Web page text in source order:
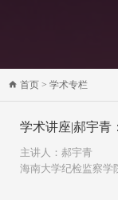
首页 > 学术专栏
学术讲座|郝宇青
主讲人：郝宇青
海南大学纪检监察学